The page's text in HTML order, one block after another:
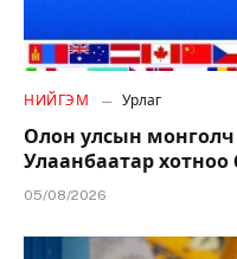
НИЙГЭМ Урлаг
Олон улсын
Улаанбаатар хотноо
05/08/2026